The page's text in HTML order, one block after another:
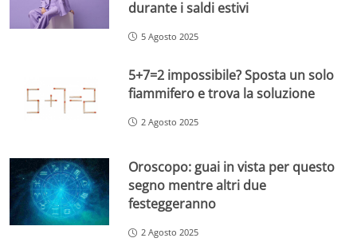
durante i saldi estivi
5 Agosto 2025
5+7=2 impossibile? Sposta un solo
fiammifero e trova la soluzione
2 Agosto 2025
Oroscopo: guai in vista per questo
segno mentre altri due
festeggeranno
2 Agosto 2025